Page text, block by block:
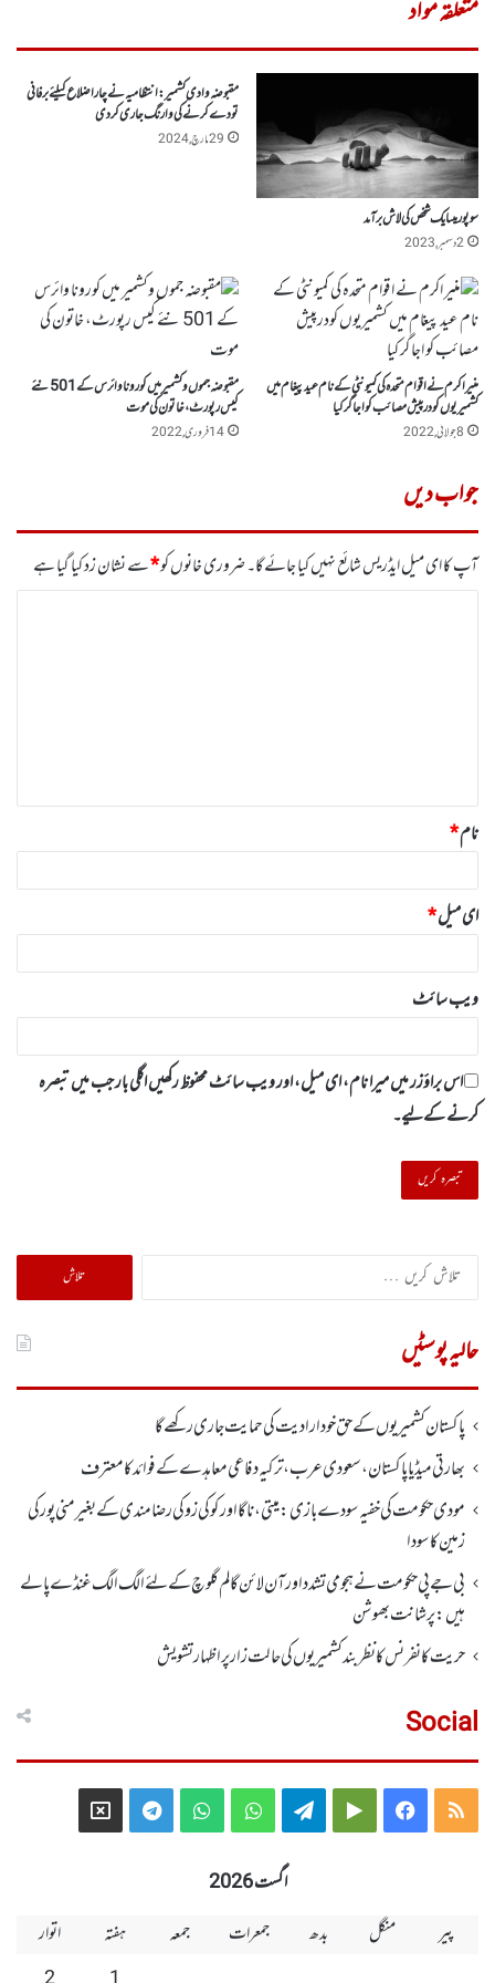
متعلقہ مواد
سوپور میںایک شخص کی لاش برآمد
2 دسمبر, 2023
مقبوضہ وادی کشمیر: انتظامیہ نے چار اضلاع کیلئے برفانی
تودے کرنے کی وارنگ جاری کردی
29 مارچ, 2024
منیر اکرم نے اقوام متحدہ کی کمیونٹی کے نام عید پیغام میں
کشمیریوں کودرپیش مصائب کو اجاگر کیا
8 جولائی, 2022
مقبوضہ جموں وکشمیر میں کورونا وائرس کے 501 نئے
کیس رپورٹ، خاتون کی موت
14 فروری, 2022
جواب دیں
آپ کا ای میل ایڈریس شائع نہیں کیا جائے گا۔ضروری خانوں کو*سے نشان زد کیا گیا ہے
نام*
ای میل*
ویب‌ سائٹ
اس براؤزر میں میرا نام، ای میل، اور ویب سائٹ محفوظ رکھیں اگلی بار جب میں تبصرہ
کرنے کےلیے۔
تلاش
کریں
حالیہ پوسٹیں
پاکستان کشمیریوں کے حق خودارادیت کی حمایت جاری رکھے گا
بھارتی میڈیا پاکستان، سعودی عرب، ترکیہ دفاعی معاہدے کے فوائد کا معترف
مودی حکومت کی خفیہ سودے بازی: میتی، ناگا اور کوکی زو کی رضامندی کے بغیر منی پور کی
زمین کا سودا
بی جے پی حکومت نے ہجومی تشدد اورآن لائن گالم گلوچ کے لئے الگ الگ غنڈے پالے
ہیں: پرشانت بھوشن
حریت کانفرنس کا نظر بند کشمیریوں کی حالت زار پر اظہار تشویش
Social
RSS
Facebook
Google
Telegram
WhatsApp
WhatsApp
Telegram
X
اگست 2026
پیر
منگل بدھ جمعرات جمعہ ہفتہ
اتوار